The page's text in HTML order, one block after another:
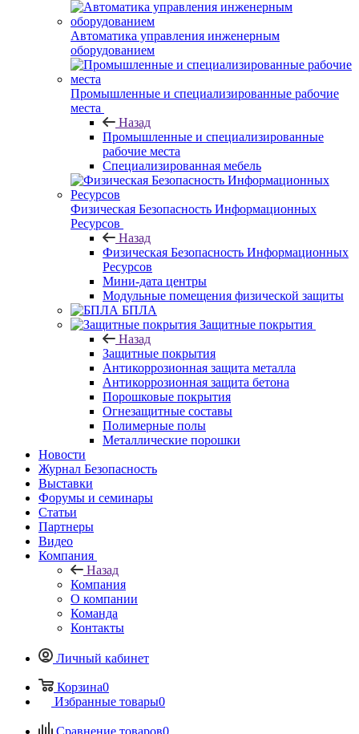
Автоматика управления инженерным
оборудованием
Промышленные и специализированные рабочие
места
Назад
Промышленные и специализированные
рабочие места
Специализированная мебель
Физическая Безопасность Информационных
Ресурсов
Назад
Физическая Безопасность Информационных
Ресурсов
Мини-дата центры
Модульные помещения физической защиты
БПЛА
Защитные покрытия
Назад
Защитные покрытия
Антикоррозионная защита металла
Антикоррозионная защита бетона
Порошковые покрытия
Огнезащитные составы
Полимерные полы
Металлические порошки
Новости
Журнал Безопасность
Выставки
Форумы и семинары
Статьи
Партнеры
Видео
Компания
Назад
Компания
О компании
Команда
Контакты
Личный кабинет
Корзина0
Избранные товары0
Сравнение товаров0